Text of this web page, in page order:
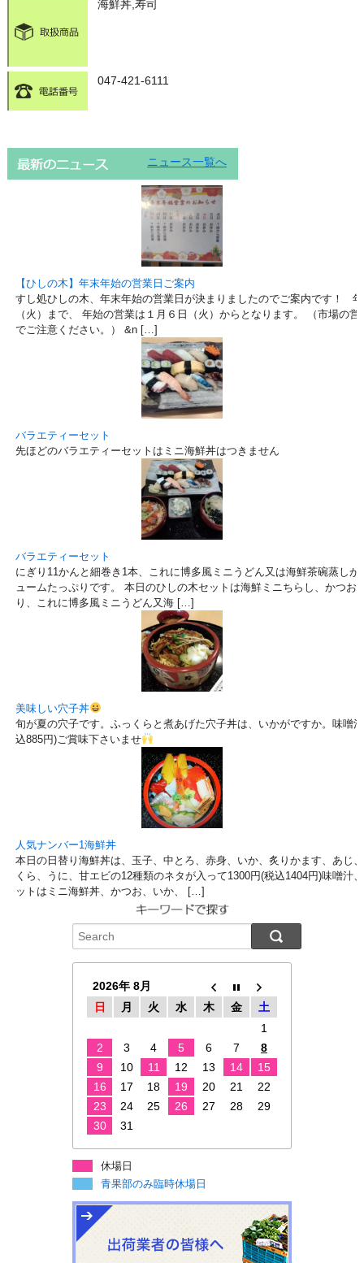
海鮮丼,寿司
047-421-6111
ニュース一覧へ
【ひしの木】年末年始の営業日ご案内
すし処ひしの木、年末年始の営業日が決まりましたのでご案内です！
（火）まで、 年始の営業は１月６日（火）からとなります。 （市場の
でご注意ください。） &n […]
バラエティーセット
先ほどのバラエティーセットはミニ海鮮丼はつきません
バラエティーセット
にぎり11かんと細巻き1本、これに博多風ミニうどん又は海鮮茶碗蒸しが
ュームたっぷりです。 本日のひしの木セットは海鮮ミニちらし、かつお
り、これに博多風ミニうどん又海 […]
美味しい穴子丼
旬が夏の穴子です。ふっくらと煮あげた穴子丼は、いかがですか。味噌
込885円)ご賞味下さいませ
人気ナンバー1海鮮丼
本日の日替り海鮮丼は、玉子、中とろ、赤身、いか、炙りかます、あじ
くら、うに、甘エビの12種類のネタが入って1300円(税込1404円)味噌汁
ットはミニ海鮮丼、かつお、いか、 […]
2026年 8月
日
月 火 水 木 金
土
1
2
3 4 5 6 7
8
9
10 11 12 13 14
15
16
17 18 19 20 21
22
23
24 25 26 27 28
29
30
31
休場日
青果部のみ臨時休場日